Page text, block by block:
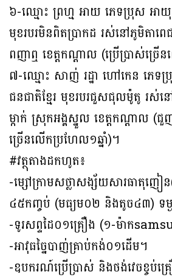
៦-ឈ្មោះ ព្រហ្ម អាយ ភេទប្រុស អាយុ១
មុខរបរមិនពិតប្រាកដ រស់នៅភូមិតា
ពញាឮ ខេត្តកណ្ដាល (ប្រេីប្រាស់ច្រ
៧-ឈ្មោះ សាញ់ រដ្ឋា ហៅកេន ភេទ
ជនជាតិខ្មែរ មុខរបរជួសជុលម៉ូតូ រស់
ម្កាក់ ស្រុកអង្គស្នួល ខេត្តកណ្ដាល (ជួ
ច្រើនលេីកប្រហែល១ឆ្នាំ)។
#វត្ថុតាងដកហូត៖
-ម្សៅក្រាមសថ្លាសង្ស័យសារធាតុញៀ
៤៥កញ្ចប់ (មធ្យម០២ និងតូច៤៣) ទម្
-ទូរសព្ទដៃ០១គ្រឿង (១-ម៉ាក
-អាវុធច្នៃបាញ់គ្រាប់កង់០១ដេីម។
-ឧបករណ៍ប្រើប្រាស់ និងថង់វេចខ្ច